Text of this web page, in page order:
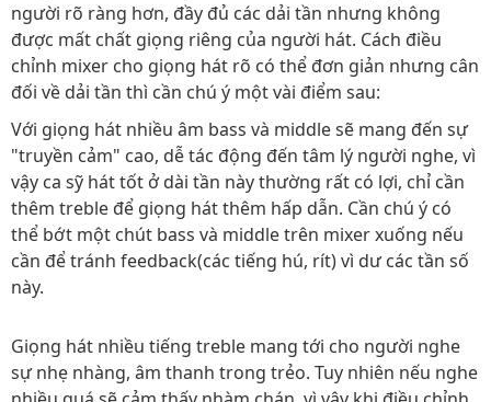
người rõ ràng hơn, đầy đủ các dải tần nhưng không
được mất chất giọng riêng của người hát. Cách điều
chỉnh mixer cho giọng hát rõ có thể đơn giản nhưng cân
đối về dải tần thì cần chú ý một vài điểm sau:
Với giọng hát nhiều âm bass và middle sẽ mang đến sự
"truyền cảm" cao, dễ tác động đến tâm lý người nghe, vì
vậy ca sỹ hát tốt ở dài tần này thường rất có lợi, chỉ cần
thêm treble để giọng hát thêm hấp dẫn. Cần chú ý có
thể bớt một chút bass và middle trên mixer xuống nếu
cần để tránh feedback(các tiếng hú, rít) vì dư các tần số
này.
Giọng hát nhiều tiếng treble mang tới cho người nghe
sự nhẹ nhàng, âm thanh trong trẻo. Tuy nhiên nếu nghe